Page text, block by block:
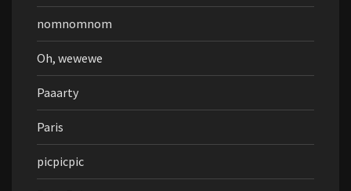
nomnomnom
Oh, wewewe
Paaarty
Paris
picpicpic